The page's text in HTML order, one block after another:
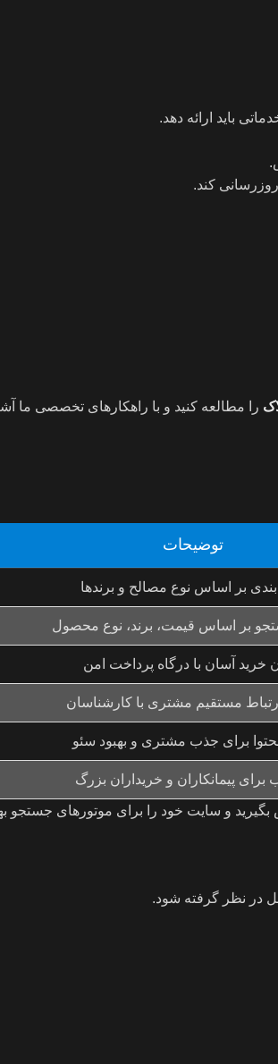
را مطالعه کنید و با راهکارهای تخصصی ما
توضیحات
بر اساس نوع مصالح و برندها
بر اساس قیمت، برند، نوع محصول
خرید آسان با درگاه پرداخت امن
مستقیم مشتری با کارشناسان
برای جذب مشتری و بهبود سئو
برای پیمانکاران و خریداران بزرگ
بگیرید و سایت خود را برای موتورهای جستجو
در نظر گرفته شود.